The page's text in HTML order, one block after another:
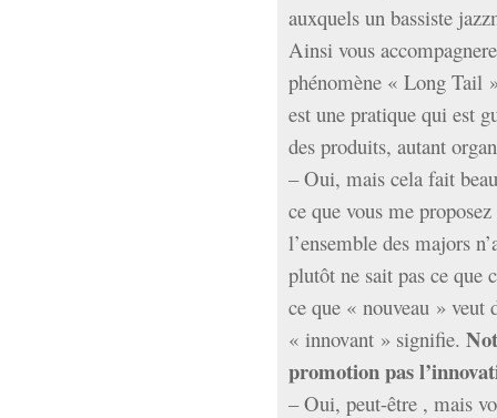
auxquels un bassiste
Ainsi vous
phénomène « Long Tail
est une pratique qui est
des produits, autant
– Oui, mais cela fait
ce que vous me
l’ensemble des majors
plutôt ne sait pas ce que
ce que « nouveau » veut
« innovant » signifie.
promotion pas
– Oui, peut-être , mais